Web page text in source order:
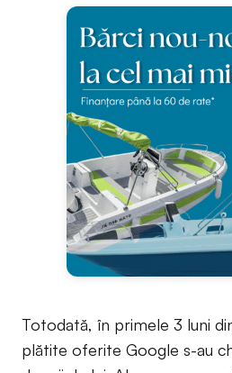
Totodată, în primele 3 luni
plătite oferite Google s-au